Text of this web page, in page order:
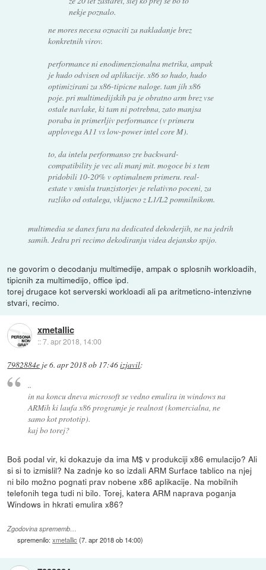
nekje poznalo.
ne mores necesa oznaciti za nakladanje brez
konkretnih virov.
performance ni enodimenzionalna metrika, ampak
je hudo odvisen od aplikacije. x86 so hudo, hudo
optimizirani za x86-tipicne naloge. tam jih x86
poje. pri multimedijskih pa je obratno arm brez vse
ostale navlake, ki tam ni potrebna, zato manjsa
poraba in primerljiv performance (v primeru
applovega A11 vs low-power intel core M).
to, da intelu performanso zre backward-
compatibility je vec ali manj mit. mogoce bi s tem
pridobili 10-20% v optimalnem primeru. real-
estate v smislu tranzistorjev je relativno poceni, za
razliko od ostalega, vkljucno z L1/L2 pomnilnikom.
multimedia se danes fura na dedicated dekoderjih, ne na jedrih
samih. Jedra pri recimo dekodiranju videa dejansko spijo.
ne govorim o decodanju multimedije, ampak o splosnih workloadih,
tipicnih za multimedijo, office ipd.
torej drugace kot serverski workloadi ali pa aritmeticno-intenzivne
stvari, recimo.
xmetallic
::7. apr 2018, 14:00
7982884e je6. apr 2018 ob 17:46izjavil:
..
in na koncu dneva microsoft se vedno emulira in windows na
ARMih ki laufa x86 programje je realnost (komercialna, ne
samo kot prototip).
kaj bo torej?
Boš podal vir, ki dokazuje da ima M$ v produkciji x86 emulacijo? Ali
si si to izmislil? Na zadnje ko so izdali ARM Surface tablico na njej
ni bilo možno pognati prav nobene x86 aplikacije. Na mobilnih
telefonih tega tudi ni bilo. Torej, katera ARM naprava poganja
Windows in hkrati emulira x86?
Zgodovina sprememb…
spremenilo:xmetallic (7. apr 2018 ob 14:00)